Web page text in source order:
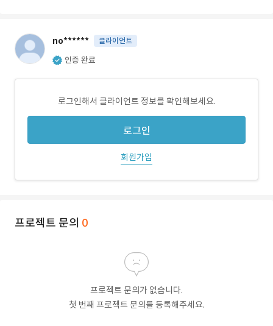
no****** 클라이언트
인증 완료
로그인해서 클라이언트 정보를 확인해보세요.
로그인
회원가입
프로젝트 문의 0
프로젝트 문의가 없습니다.
첫 번째 프로젝트 문의를 등록해주세요.